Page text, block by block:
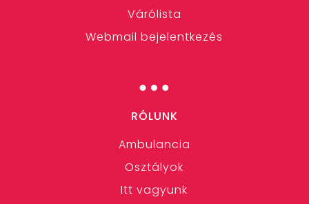
Várólista
Webmail bejelentkezés
…
RÓLUNK
Ambulancia
Osztályok
Itt vagyunk